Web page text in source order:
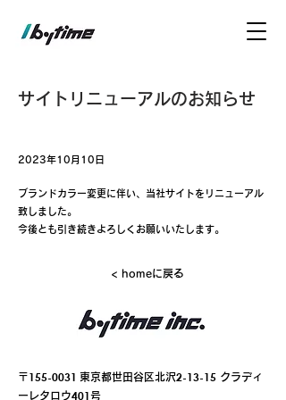
サイトリニューアルのお知らせ
2023年10月10日
ブランドカラー変更に伴い、当社サイトをリニューアル
致しました。
今後とも引き続きよろしくお願いいたします。
< homeに戻る
​〒155-0031 東京都世田谷区北沢2-13-15 ​ クラディ
ーレタロウ401号